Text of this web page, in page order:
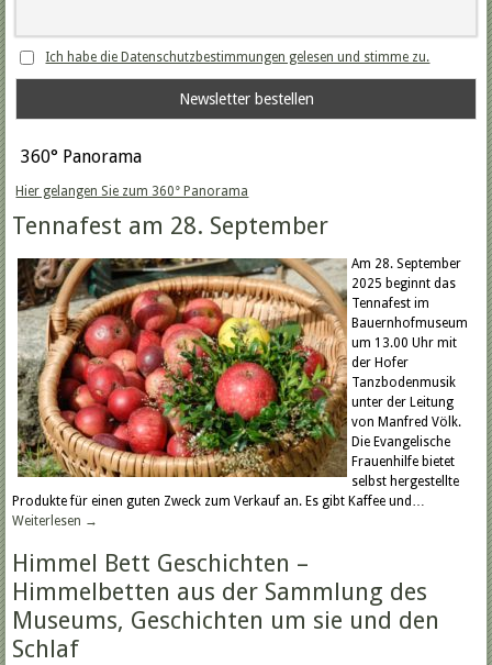
Ich habe die Datenschutzbestimmungen gelesen und stimme zu.
360° Panorama
Hier gelangen Sie zum 360° Panorama
Tennafest am 28. September
Am 28. September
2025 beginnt das
Tennafest im
Bauernhofmuseum
um 13.00 Uhr mit
der Hofer
Tanzbodenmusik
unter der Leitung
von Manfred Völk.
Die Evangelische
Frauenhilfe bietet
selbst hergestellte
Produkte für einen guten Zweck zum Verkauf an. Es gibt Kaffee und…
Weiterlesen →
Himmel Bett Geschichten –
Himmelbetten aus der Sammlung des
Museums, Geschichten um sie und den
Schlaf